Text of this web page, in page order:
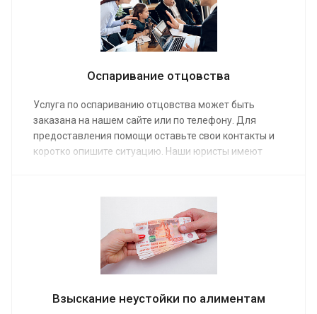
стоимости от от 2 000 руб.
Оспаривание отцовства
Услуга по оспариванию отцовства может быть
заказана на нашем сайте или по телефону. Для
предоставления помощи оставьте свои контакты и
коротко опишите ситуацию. Наши юристы имеют
от 20 000 руб. После окончания судебного заседания
на руках у вас окажется соответствующее судебное
Взыскание неустойки по алиментам